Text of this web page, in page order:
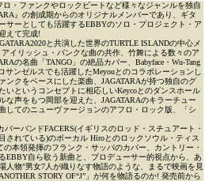
・ファンクやロックビートなど様々なジャンルを独自
』の創成期からのオリジナルメンバーであり、ギタ
サーとしても活躍するEBBYのソロ・プロジェクト・ア
えて完成!
と共演した世界のTURTLE ISLANDの中心メ
イリッシュ・パンクな曲の共作、竹舞による数々のア
の名曲「TANGO」の絶品カバー、Babyface・Wu-Tang
ンゼルスでも活躍したMeyouとのコラボレーションし
ンクをベースにした楽曲、JAGATARAが持つ独自のグ
いというコンセプトに相応しいKeycoとのダンスホール
な声をもつ岡部を迎えた、JAGATARAのキラーチュー
してのニューヴァージョンのアフロ・ロック版、「シ
ーバンドFACERS(イギリスのロッド・スチュアート・
されている)のボーカル Hiroとのロックソウル・ティス
の本領発揮のフランク・サッパのカバー、カントリー・
EBBY自ら歌う新曲と、プロデューサー的視点から、あ
人物"男女7人が織りなす物語のような、まるで映画を見
STORY OF“J”」が何を物語るのか! 発売前から